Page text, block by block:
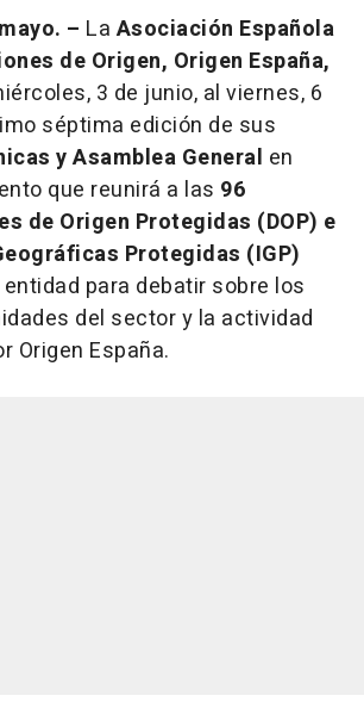
– La Asociación Española
de Origen, Origen España,
3 de junio, al viernes, 6
séptima edición de sus
y Asamblea General en
que reunirá a las 96
de Origen Protegidas (DOP) e
Protegidas (IGP)
entidad para debatir sobre los
del sector y la actividad
Origen España.